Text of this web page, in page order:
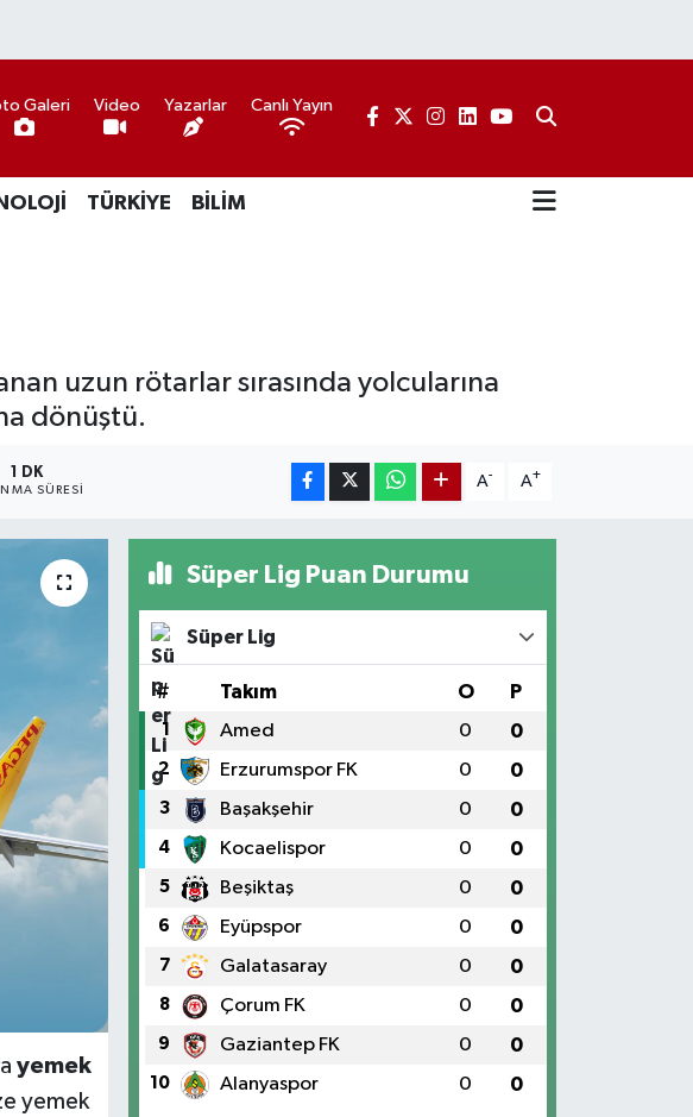
Galeri Video Yazarlar Canlı Yayın
TÜRKİYE BİLİM
uzun rötarlar sırasında yolcularına
dönüştü.
1 DK
SÜRESI
A- A+
yemek
yemek
Süper Lig Puan Durumu
Süper Lig
# Takım O P
1 Amed 0 0
2 Erzurumspor FK 0 0
3 Başakşehir 0 0
4 Kocaelispor 0 0
5 Beşiktaş 0 0
6 Eyüpspor 0 0
7 Galatasaray 0 0
8 Çorum FK 0 0
9 Gaziantep FK 0 0
10 Alanyaspor 0 0